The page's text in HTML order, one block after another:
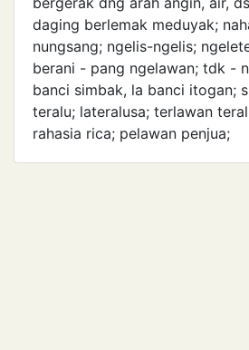
daging berlemak meduyak;
nungsang; ngelis-ngelis;
berani - pang ngelawan; tdk -
banci simbak, la banci itogan;
teralu; lateralusa; terlawan
rahasia rica; pelawan penjua;